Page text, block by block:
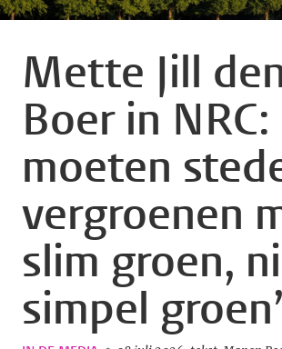
Mette Jill
Boer in NRC:
moeten
vergroenen
slim groen,
simpel groen’